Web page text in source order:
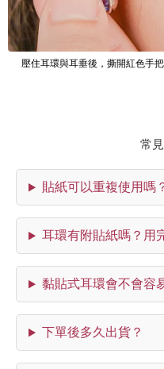
壓住耳環與耳垂後，撕開紅色手把
常
貼紙可以重複使用嗎
耳環有附貼紙嗎？用
黏貼式耳環會不會容
下單後多久出貨？